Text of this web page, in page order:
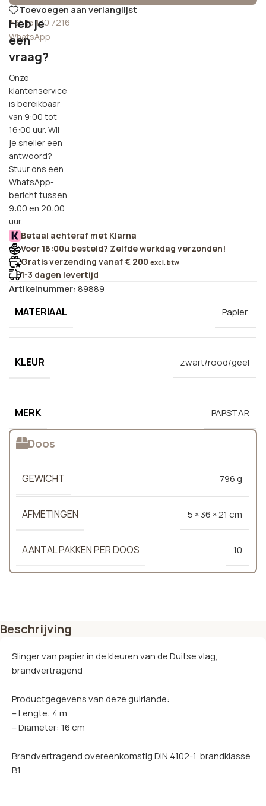
Toevoegen aan verlanglijst
+31 85 130 7216
WhatsApp
Heb je
een
vraag?
Onze
klantenservice
is bereikbaar
van 9:00 tot
16:00 uur. Wil
je sneller een
antwoord?
Stuur ons een
WhatsApp-
bericht tussen
9:00 en 20:00
uur.
Betaal achteraf met Klarna
Voor 16:00u besteld? Zelfde werkdag verzonden!
Gratis verzending vanaf € 200 excl. btw
1-3 dagen levertijd
Artikelnummer:89889
MATERIAAL Papier,
KLEUR zwart/rood/geel
MERK PAPSTAR
Doos
GEWICHT 796 g
AFMETINGEN 5 × 36 × 21 cm
AANTAL PAKKEN PER DOOS 10
Beschrijving
Slinger van papier in de kleuren van de Duitse vlag,
brandvertragend
Productgegevens van deze guirlande:
– Lengte: 4 m
– Diameter: 16 cm
Brandvertragend overeenkomstig DIN 4102-1, brandklasse
B1